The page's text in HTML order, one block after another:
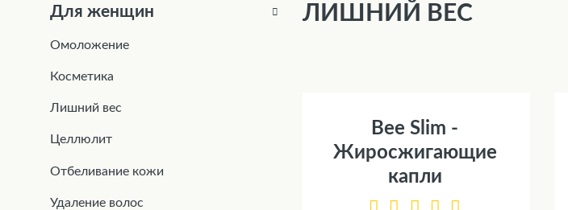
ЛИШНИЙ ВЕС
Bee Slim -
Жиросжигающие
капли
Для женщин
Омоложение
Косметика
Лишний вес
Целлюлит
Отбеливание кожи
Удаление волос